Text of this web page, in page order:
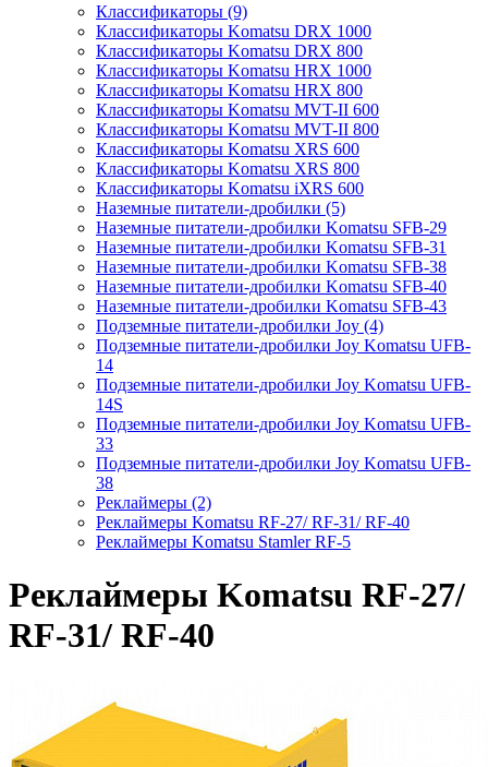
Классификаторы (9)
Классификаторы Komatsu DRX 1000
Классификаторы Komatsu DRX 800
Классификаторы Komatsu HRX 1000
Классификаторы Komatsu HRX 800
Классификаторы Komatsu MVT-II 600
Классификаторы Komatsu MVT-II 800
Классификаторы Komatsu XRS 600
Классификаторы Komatsu XRS 800
Классификаторы Komatsu iXRS 600
Наземные питатели-дробилки (5)
Наземные питатели-дробилки Komatsu SFB-29
Наземные питатели-дробилки Komatsu SFB-31
Наземные питатели-дробилки Komatsu SFB-38
Наземные питатели-дробилки Komatsu SFB-40
Наземные питатели-дробилки Komatsu SFB-43
Подземные питатели-дробилки Joy (4)
Подземные питатели-дробилки Joy Komatsu UFB-
14
Подземные питатели-дробилки Joy Komatsu UFB-
14S
Подземные питатели-дробилки Joy Komatsu UFB-
33
Подземные питатели-дробилки Joy Komatsu UFB-
38
Реклаймеры (2)
Реклаймеры Komatsu RF-27/ RF-31/ RF-40
Реклаймеры Komatsu Stamler RF-5
Реклаймеры Komatsu RF-27/
RF-31/ RF-40